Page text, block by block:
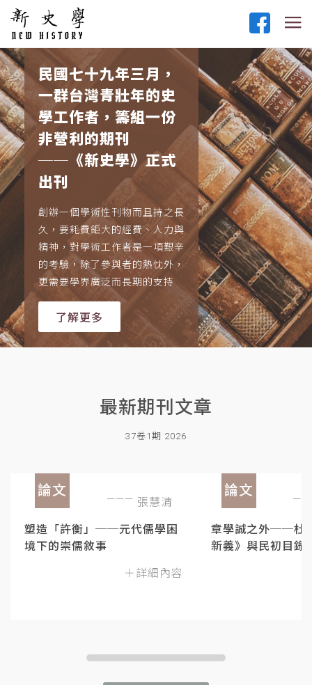
民國七十九年三月，
一群台灣青壯年的史
學工作者，籌組一份
非營利的期刊
──《新史學》正式
出刊
創辦一個學術性刊物而且持之長
久，要耗費鉅大的經費、人力與
精神，對學術工作者是一項艱辛
的考驗，除了參與者的熱忱外，
更需要學界廣泛而長期的支持
了解更多
最新期刊文章
37卷1期 2026
論文
張慧清
塑造「許衡」──元代儒學困
境下的崇儒敘事
＋詳細內容
論文
章學誠之外──杜
新義》與民初目錄